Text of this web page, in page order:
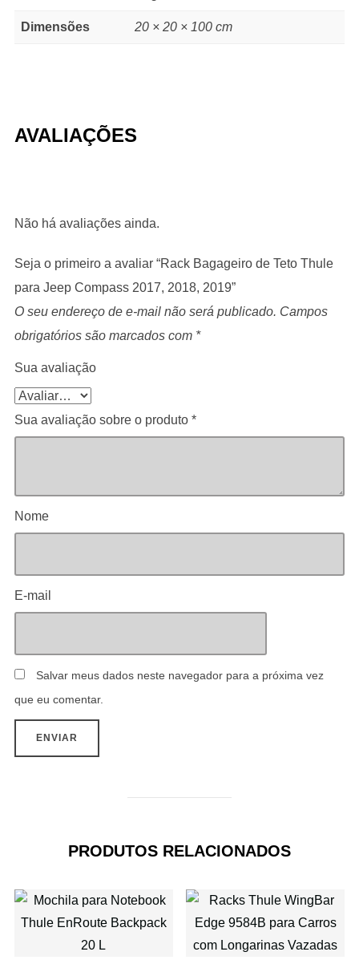
Dimensões 20 × 20 × 100 cm
AVALIAÇÕES
Não há avaliações ainda.
Seja o primeiro a avaliar “Rack Bagageiro de Teto Thule
para Jeep Compass 2017, 2018, 2019”
O seu endereço de e-mail não será publicado. Campos
obrigatórios são marcados com *
Sua avaliação
Sua avaliação sobre o produto *
Nome
E-mail
Salvar meus dados neste navegador para a próxima vez
que eu comentar.
PRODUTOS RELACIONADOS